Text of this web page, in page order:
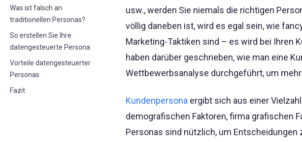
Was ist falsch an
traditionellen Personas?
So erstellen Sie Ihre
datengesteuerte Persona
Vorteile datengesteuerter
Personas
Fazit
usw., werden Sie niemals die richtigen
völlig daneben ist, wird es egal sein, wie
Marketing-Taktiken sind – es wird bei Ihren
haben darüber geschrieben, wie man eine
Wettbewerbsanalyse durchgeführt, um
Kundenpersona ergibt sich aus einer
demografischen Faktoren, firma grafischen
Personas sind nützlich, um